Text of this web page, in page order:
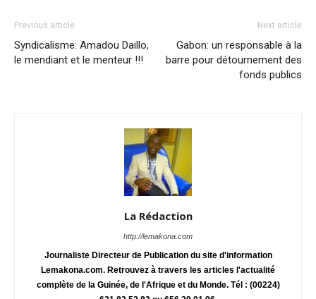
Previous article
Syndicalisme: Amadou Daillo,
le mendiant et le menteur !!!
Next article
Gabon: un responsable à la
barre pour détournement des
fonds publics
La Rédaction
http://lemakona.com
Journaliste Directeur de Publication du site d'information
Lemakona.com. Retrouvez à travers les articles l'actualité
complète de la Guinée, de l'Afrique et du Monde. Tél : (00224)